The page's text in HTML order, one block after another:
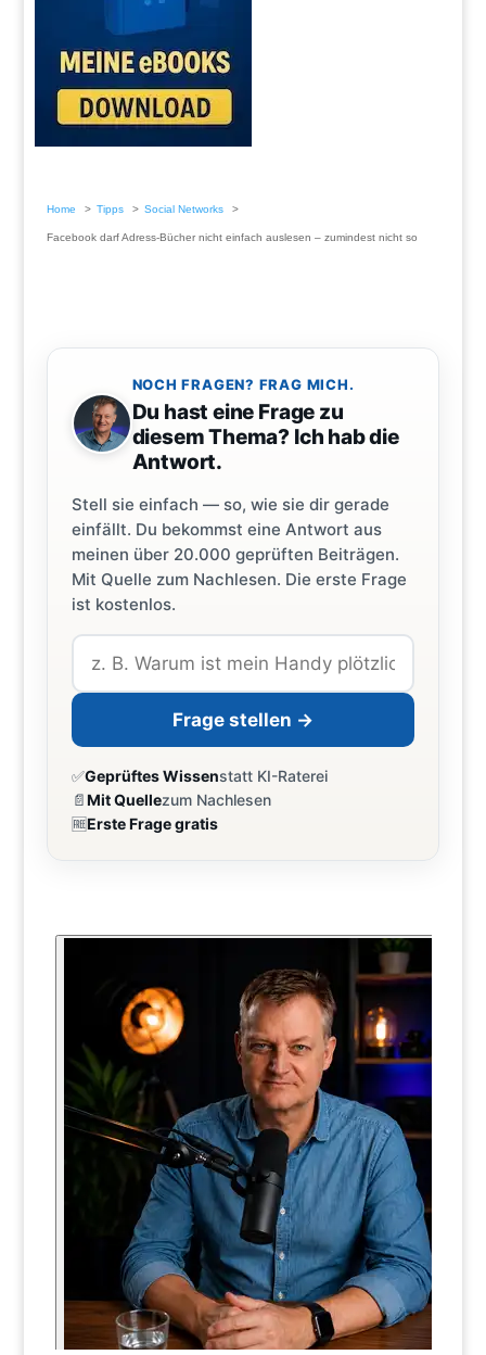
Home Tipps Social Networks
Facebook darf Adress-Bücher nicht einfach auslesen – zumindest nicht so
NOCH FRAGEN? FRAG MICH.
Du hast eine Frage zu
diesem Thema? Ich hab die
Antwort.
Stell sie einfach — so, wie sie dir gerade
einfällt. Du bekommst eine Antwort aus
meinen über 20.000 geprüften Beiträgen.
Mit Quelle zum Nachlesen. Die erste Frage
ist kostenlos.
Frage stellen →
✅Geprüftes Wissenstatt KI-Raterei
📄Mit Quellezum Nachlesen
🆓Erste Frage gratis